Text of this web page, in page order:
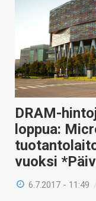
DRAM-
loppua:
vuoksi
6.7.2017 - 11:49